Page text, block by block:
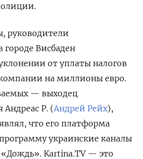
руководители
Висбаден
от уплаты налогов
на миллионы евро.
— выходец
Андреас Р. (Андрей Рейх),
что его платформа
украинские каналы
Kartina.TV — это